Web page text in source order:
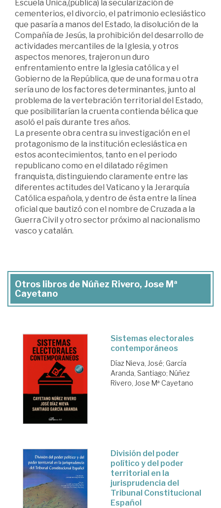
Escuela Única,(pública) la secularización de
cementerios, el divorcio, el patrimonio eclesiástico
que pasaría a manos del Estado, la disolución de la
Compañía de Jesús, la prohibición del desarrollo de
actividades mercantiles de la Iglesia, y otros
aspectos menores, trajeron un duro
enfrentamiento entre la Iglesia católica y el
Gobierno de la República, que de una forma u otra
sería uno de los factores determinantes, junto al
problema de la vertebración territorial del Estado,
que posibilitarían la cruenta contienda bélica que
asoló el país durante tres años.
La presente obra centra su investigación en el
protagonismo de la institución eclesiástica en
estos acontecimientos, tanto en el periodo
republicano como en el dilatado régimen
franquista, distinguiendo claramente entre las
diferentes actitudes del Vaticano y la Jerarquía
Católica española, y dentro de ésta entre la línea
oficial que bautizó con el nombre de Cruzada a la
Guerra Civil y otro sector próximo al nacionalismo
vasco y catalán.
Otros libros de Núñez Rivero, Jose Mª
Cayetano
Sistemas electorales
contemporáneos
Díaz Nieva, José; García
Aranda, Santiago; Núñez
Rivero, Jose Mª Cayetano
División del poder
político y del poder
territorial en la
jurisprudencia del
Tribunal Constitucional
Español